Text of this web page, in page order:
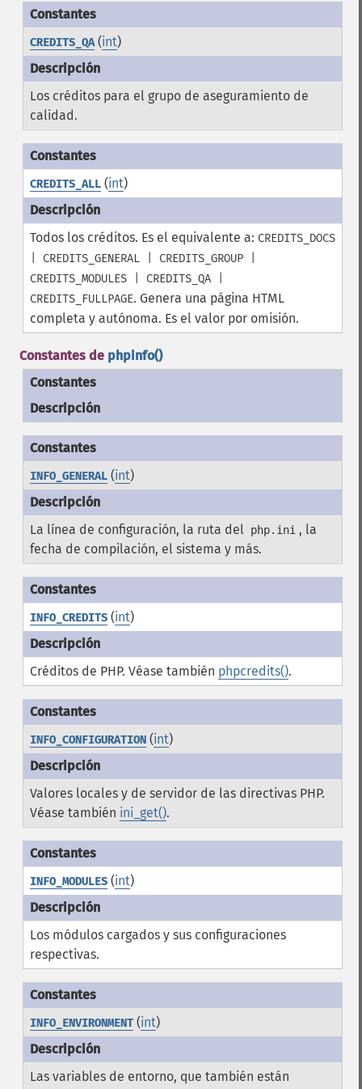
CREDITS_QA(int)
Los créditos para el grupo de aseguramiento de
calidad.
CREDITS_ALL(int)
Todos los créditos. Es el equivalente a: CREDITS_DOCS
| CREDITS_GENERAL | CREDITS_GROUP |
CREDITS_MODULES | CREDITS_QA |
CREDITS_FULLPAGE. Genera una página HTML
completa y autónoma. Es el valor por omisión.
Constantes de phpinfo()
Constantes
Descripción
INFO_GENERAL(int)
La línea de configuración, la ruta del php.ini , la
fecha de compilación, el sistema y más.
INFO_CREDITS(int)
Créditos de PHP. Véase también phpcredits().
INFO_CONFIGURATION(int)
Valores locales y de servidor de las directivas PHP.
Véase también ini_get().
INFO_MODULES(int)
Los módulos cargados y sus configuraciones
respectivas.
INFO_ENVIRONMENT(int)
Las variables de entorno, que también están